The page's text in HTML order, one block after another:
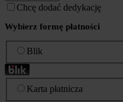
Chcę dodać dedykację
Wybierz formę płatności
Blik
Karta płatnicza